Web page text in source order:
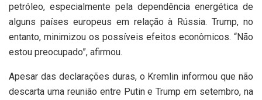
petróleo, especialmente pela dependência energética de
alguns países europeus em relação à Rússia. Trump, no
entanto, minimizou os possíveis efeitos econômicos. “Não
estou preocupado”, afirmou.
Apesar das declarações duras, o Kremlin informou que não
descarta uma reunião entre Putin e Trump em setembro, na